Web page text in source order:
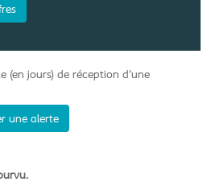
(en jours) de réception d’une
une alerte